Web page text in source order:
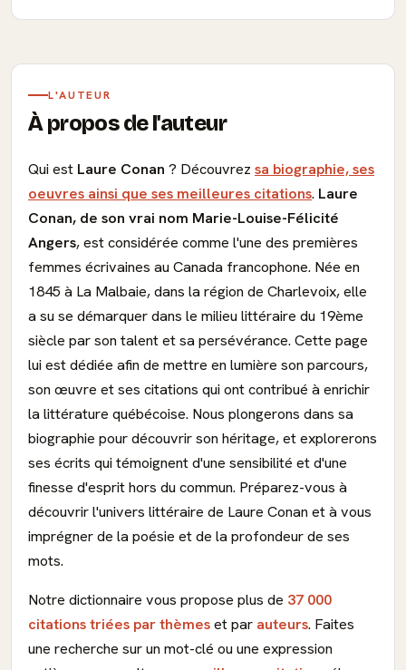
L'AUTEUR
À propos de l'auteur
Qui est Laure Conan ? Découvrez sa biographie, ses
oeuvres ainsi que ses meilleures citations. Laure
Conan, de son vrai nom Marie-Louise-Félicité
Angers, est considérée comme l'une des premières
femmes écrivaines au Canada francophone. Née en
1845 à La Malbaie, dans la région de Charlevoix, elle
a su se démarquer dans le milieu littéraire du 19ème
siècle par son talent et sa persévérance. Cette page
lui est dédiée afin de mettre en lumière son parcours,
son œuvre et ses citations qui ont contribué à enrichir
la littérature québécoise. Nous plongerons dans sa
biographie pour découvrir son héritage, et explorerons
ses écrits qui témoignent d'une sensibilité et d'une
finesse d'esprit hors du commun. Préparez-vous à
découvrir l'univers littéraire de Laure Conan et à vous
imprégner de la poésie et de la profondeur de ses
mots.
Notre dictionnaire vous propose plus de 37 000
citations triées par thèmeset par auteurs. Faites
une recherche sur un mot-clé ou une expression